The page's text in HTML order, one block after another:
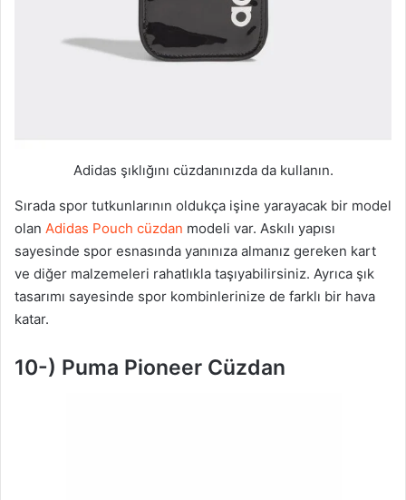
Adidas şıklığını cüzdanınızda da kullanın.
Sırada spor tutkunlarının oldukça işine yarayacak bir model
olan Adidas Pouch cüzdan modeli var. Askılı yapısı
sayesinde spor esnasında yanınıza almanız gereken kart
ve diğer malzemeleri rahatlıkla taşıyabilirsiniz. Ayrıca şık
tasarımı sayesinde spor kombinlerinize de farklı bir hava
katar.
10-) Puma Pioneer Cüzdan